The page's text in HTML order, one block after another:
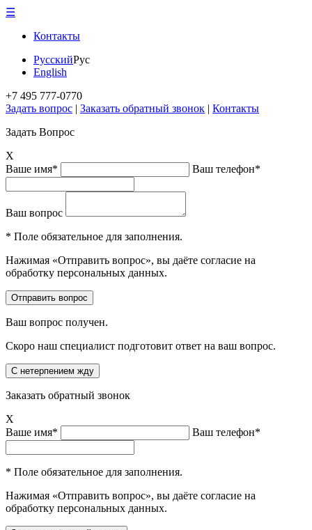
☰
Контакты
РусскийРус
English
+7 495 777-0770
Задать вопрос | Заказать обратный звонок | Контакты
Задать Вопрос
X
Ваше имя*
Ваш телефон*
Ваш вопрос
* Поле обязательное для заполнения.
Нажимая «Отправить вопрос», вы даёте согласие на
обработку персональных данных.
Ваш вопрос получен.
Скоро наш специалист подготовит ответ на ваш вопрос.
Заказать обратный звонок
X
Ваше имя*
Ваш телефон*
* Поле обязательное для заполнения.
Нажимая «Отправить вопрос», вы даёте согласие на
обработку персональных данных.